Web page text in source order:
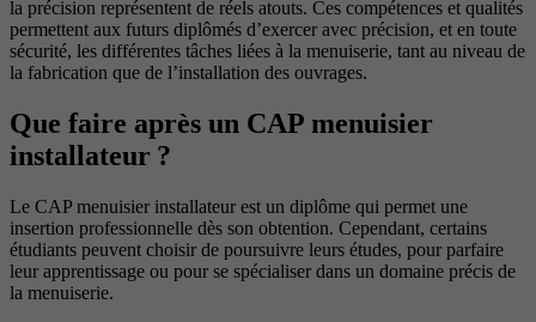
la précision représentent de réels atouts. Ces compétences et qualités
permettent aux futurs diplômés d’exercer avec précision, et en toute
sécurité, les différentes tâches liées à la menuiserie, tant au niveau de
la fabrication que de l’installation des ouvrages.
Que faire après un CAP menuisier
installateur ?
Le CAP menuisier installateur est un diplôme qui permet une
insertion professionnelle dès son obtention. Cependant, certains
étudiants peuvent choisir de poursuivre leurs études, pour parfaire
leur apprentissage ou pour se spécialiser dans un domaine précis de
la menuiserie.